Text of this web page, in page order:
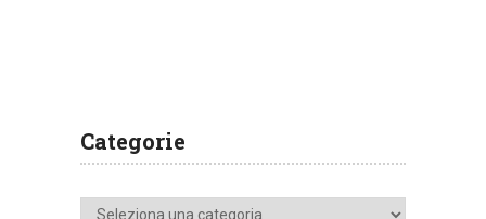
Categorie
Categorie